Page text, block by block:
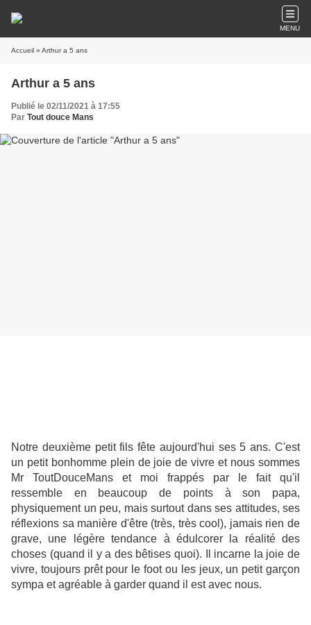
MENU
Accueil » Arthur a 5 ans
Arthur a 5 ans
Publié le 02/11/2021 à 17:55
Par Tout douce Mans
Notre deuxième petit fils fête aujourd'hui ses 5 ans. C'est
un petit bonhomme plein de joie de vivre et nous sommes
Mr ToutDouceMans et moi frappés par le fait qu'il
ressemble en beaucoup de points à son papa,
physiquement un peu, mais surtout dans ses attitudes, ses
réflexions sa manière d'être (très, très cool), jamais rien de
grave, une légère tendance à édulcorer la réalité des
choses (quand il y a des bêtises quoi). Il incarne la joie de
vivre, toujours prêt pour le foot ou les jeux, un petit garçon
sympa et agréable à garder quand il est avec nous.